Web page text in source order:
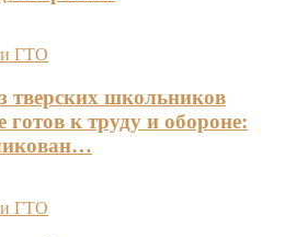
ГТО
тверских школьников
готов к труду и обороне:
ГТО